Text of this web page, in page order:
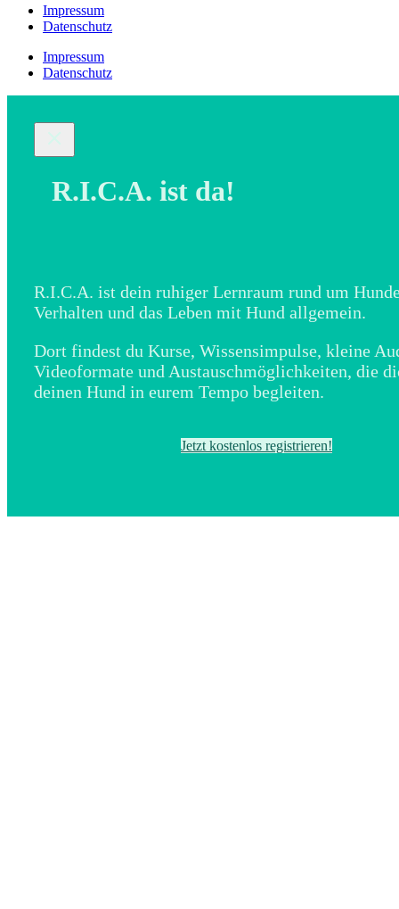
Impressum
Datenschutz
Impressum
Datenschutz
R.I.C.A. ist da!
R.I.C.A. ist dein ruhiger Lernraum rund um
Verhalten und das Leben mit Hund allgemein.
Dort findest du Kurse, Wissensimpulse, kleine
Videoformate und Austauschmöglichkeiten, die
deinen Hund in eurem Tempo begleiten.
Jetzt kostenlos registrieren!